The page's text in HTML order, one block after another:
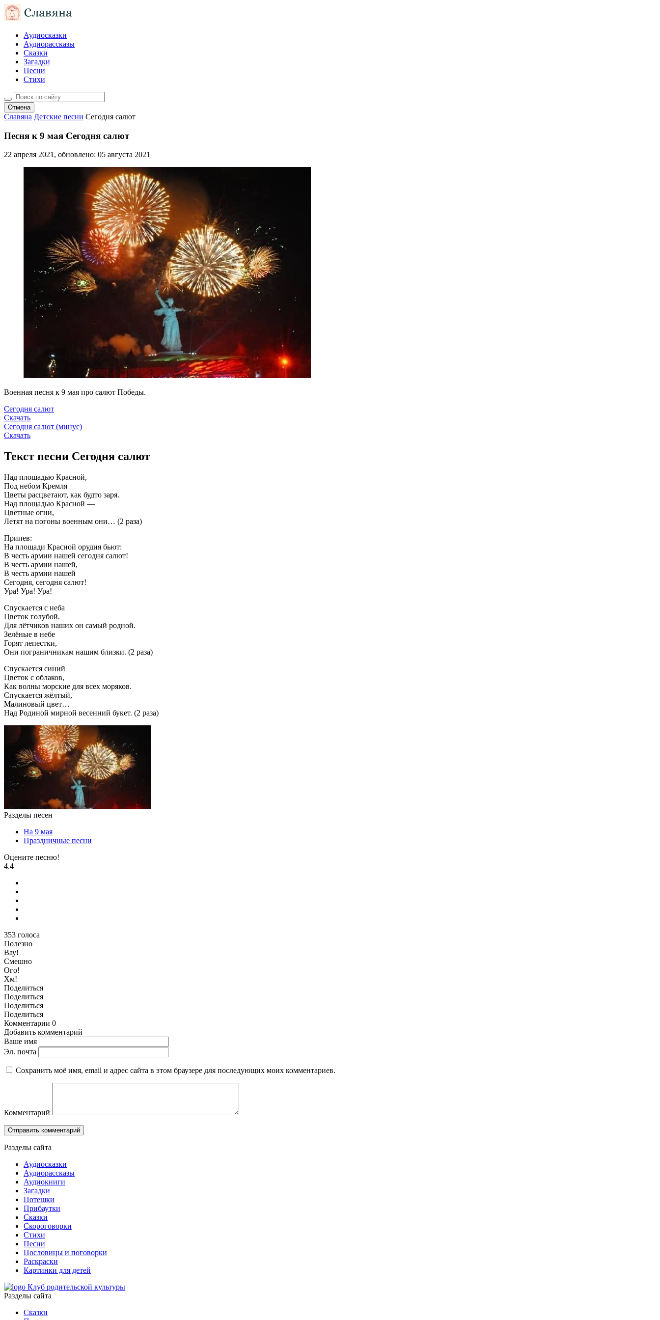
Аудиосказки
Аудиорассказы
Сказки
Загадки
Песни
Стихи
Отмена
Славяна Детские песни Сегодня салют
Песня к 9 мая Сегодня салют
22 апреля 2021, обновлено: 05 августа 2021
Военная песня к 9 мая про салют Победы.
Сегодня салют
Скачать
Сегодня салют (минус)
Скачать
Текст песни Сегодня салют
Над площадью Красной,
Под небом Кремля
Цветы расцветают, как будто заря.
Над площадью Красной —
Цветные огни,
Летят на погоны военным они… (2 раза)
Припев:
На площади Красной орудия бьют:
В честь армии нашей сегодня салют!
В честь армии нашей,
В честь армии нашей
Сегодня, сегодня салют!
Ура! Ура! Ура!
Спускается с неба
Цветок голубой.
Для лётчиков наших он самый родной.
Зелёные в небе
Горят лепестки,
Они пограничникам нашим близки. (2 раза)
Спускается синий
Цветок с облаков,
Как волны морские для всех моряков.
Спускается жёлтый,
Малиновый цвет…
Над Родиной мирной весенний букет. (2 раза)
Разделы песен
На 9 мая
Праздничные песни
Оцените песню!
4.4
353 голоса
Полезно
Вау!
Смешно
Ого!
Хм!
Поделиться
Поделиться
Поделиться
Поделиться
Комментарии 0
Добавить комментарий
Ваше имя
Эл. почта
Сохранить моё имя, email и адрес сайта в этом браузере для последующих моих комментариев.
Комментарий
Разделы сайта
Аудиосказки
Аудиорассказы
Аудиокниги
Загадки
Потешки
Прибаутки
Сказки
Скороговорки
Стихи
Песни
Пословицы и поговорки
Раскраски
Картинки для детей
Клуб родительской культуры
Разделы сайта
Сказки